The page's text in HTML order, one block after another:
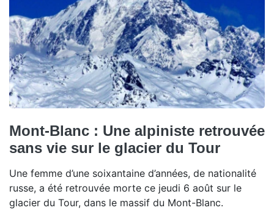
Mont-Blanc : Une alpiniste retrouvée
sans vie sur le glacier du Tour
Une femme d’une soixantaine d’années, de nationalité
russe, a été retrouvée morte ce jeudi 6 août sur le
glacier du Tour, dans le massif du Mont-Blanc.